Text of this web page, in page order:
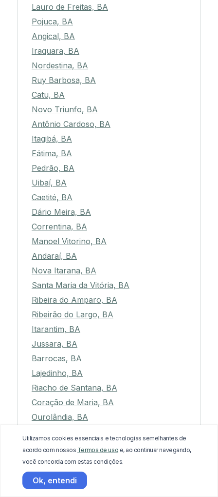
Lauro de Freitas, BA
Pojuca, BA
Angical, BA
Iraquara, BA
Nordestina, BA
Ruy Barbosa, BA
Catu, BA
Novo Triunfo, BA
Antônio Cardoso, BA
Itagibá, BA
Fátima, BA
Pedrão, BA
Uibaí, BA
Caetité, BA
Dário Meira, BA
Correntina, BA
Manoel Vitorino, BA
Andaraí, BA
Nova Itarana, BA
Santa Maria da Vitória, BA
Ribeira do Amparo, BA
Ribeirão do Largo, BA
Itarantim, BA
Jussara, BA
Barrocas, BA
Lajedinho, BA
Riacho de Santana, BA
Coração de Maria, BA
Ourolândia, BA
Coaraci, BA
Serra Preta, BA
Nova Ibiá, BA
Mirangaba, BA
Utilizamos cookies essenciais e tecnologias semelhantes de
acordo com nossos Termos de uso e, ao continuar navegando,
você concorda com estas condições.
Ok, entendi